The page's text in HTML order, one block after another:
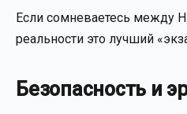
Если сомневаетесь между
реальности это лучший
Безопасность и